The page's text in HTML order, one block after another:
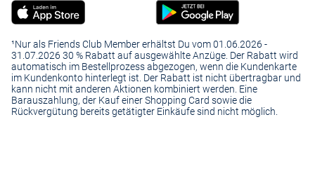
¹Nur als Friends Club Member erhältst Du vom 01.06.2026 -
31.07.2026 30 % Rabatt auf ausgewählte Anzüge. Der Rabatt wird
automatisch im Bestellprozess abgezogen, wenn die Kundenkarte
im Kundenkonto hinterlegt ist. Der Rabatt ist nicht übertragbar und
kann nicht mit anderen Aktionen kombiniert werden. Eine
Barauszahlung, der Kauf einer Shopping Card sowie die
Rückvergütung bereits getätigter Einkäufe sind nicht möglich.